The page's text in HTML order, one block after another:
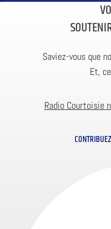
Saviez-vous que
Et,
Radio Courtoisie